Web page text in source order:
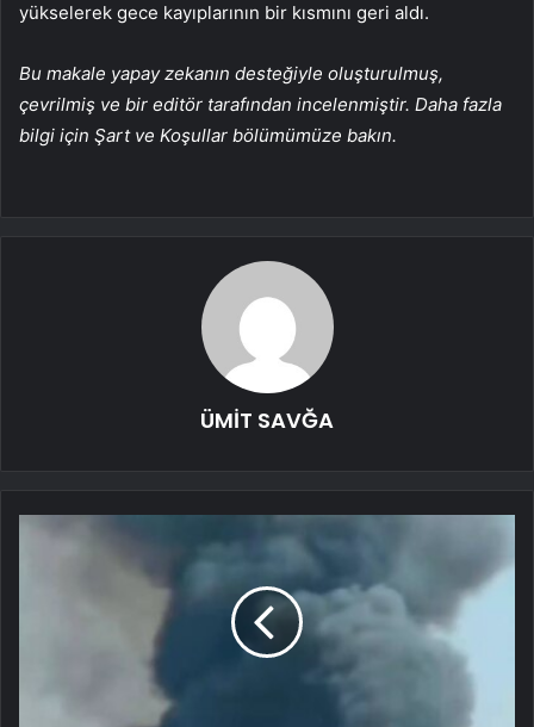
yükselerek gece kayıplarının bir kısmını geri aldı.
Bu makale yapay zekanın desteğiyle oluşturulmuş,
çevrilmiş ve bir editör tarafından incelenmiştir. Daha fazla
bilgi için Şart ve Koşullar bölümümüze bakın.
ÜMİT SAVĞA